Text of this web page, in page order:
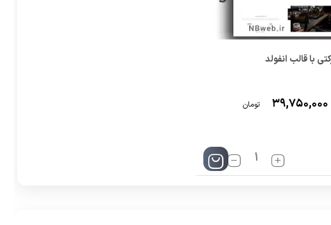
با قالب انفولد
۳۹,۷۵۰,۰۰۰ تومان